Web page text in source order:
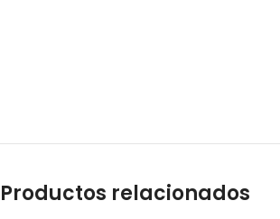
Productos relacionados